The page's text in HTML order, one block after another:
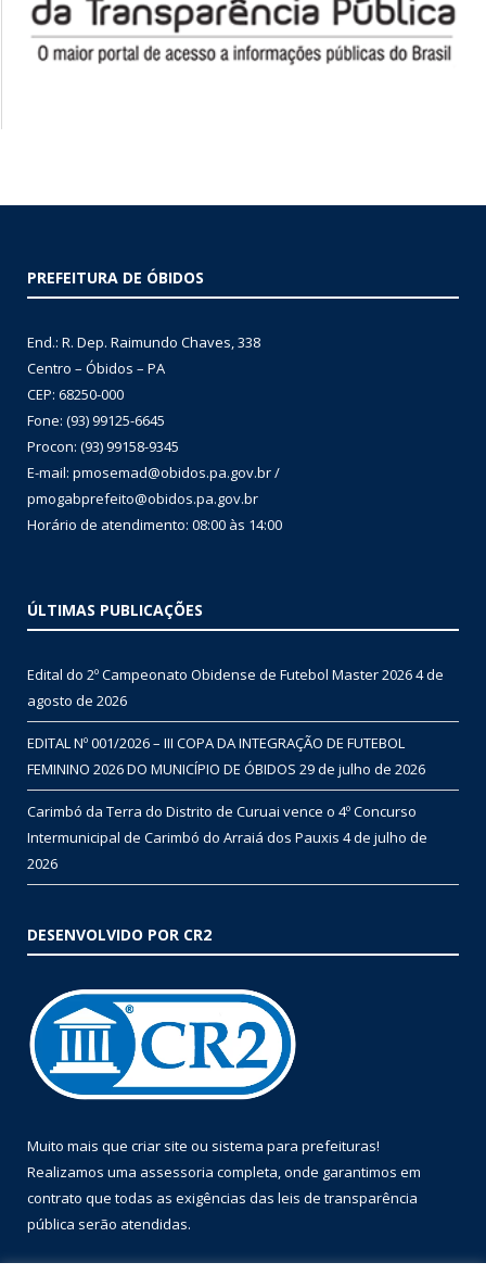
PREFEITURA DE ÓBIDOS
End.: R. Dep. Raimundo Chaves, 338
Centro – Óbidos – PA
CEP: 68250-000
Fone: (93) 99125-6645
Procon: (93) 99158-9345
E-mail: pmosemad@obidos.pa.gov.br /
pmogabprefeito@obidos.pa.gov.br
Horário de atendimento: 08:00 às 14:00
ÚLTIMAS PUBLICAÇÕES
Edital do 2º Campeonato Obidense de Futebol Master 20264 de
agosto de 2026
EDITAL Nº 001/2026 – III COPA DA INTEGRAÇÃO DE FUTEBOL
FEMININO 2026 DO MUNICÍPIO DE ÓBIDOS 29 de julho de 2026
Carimbó da Terra do Distrito de Curuai vence o 4º Concurso
Intermunicipal de Carimbó do Arraiá dos Pauxis 4 de julho de
2026
DESENVOLVIDO POR CR2
Muito mais que criar site ou sistema para prefeituras!
Realizamos uma assessoria completa, onde garantimos em
contrato que todas as exigências das leis de transparência
pública serão atendidas.